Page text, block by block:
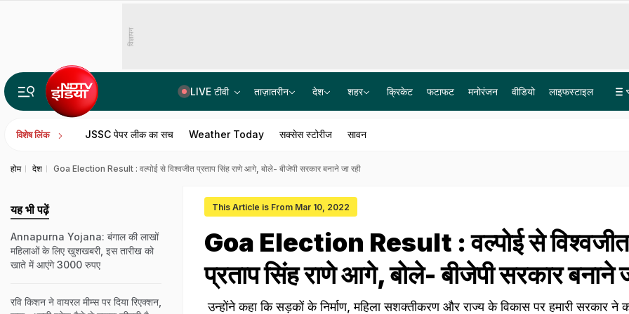
विज्ञापन
LIVE टीवी ताज़ातरीन देश शहर क्रिकेट फटाफट मनोरंजन वीडियो लाइफस्टाइल
विशेष लिंक JSSC पेपर लीक का सच Weather Today सक्सेस स्टोरीज सावन
होम देश Goa Election Result : वल्पोई से विश्वजीत प्रताप सिंह राणे आगे, बोले- बीजेपी सरकार बनाने जा रही
This Article is From Mar 10, 2022
Goa Election Result : वल्पोई से विश्वजीत
प्रताप सिंह राणे आगे, बोले- बीजेपी सरकार बनाने
उन्होंने कहा कि सड़कों के निर्माण, महिला सशक्तीकरण और राज्य के विकास पर हमारी सरकार ने
यह भी पढ़ें
Annapurna Yojana: बंगाल की लाखों
महिलाओं के लिए खुशखबरी, इस तारीख को
खाते में आएंगे 3000 रुपए
रवि किशन ने वायरल मीम्स पर दिया रिएक्शन,